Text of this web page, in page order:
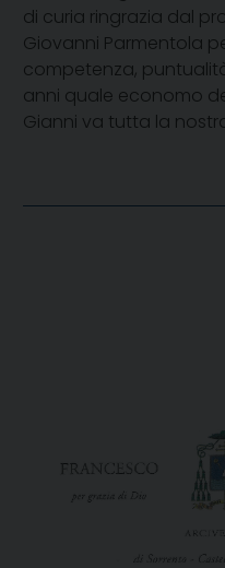
di curia ringrazia dal
Giovanni Parmentola
competenza,
anni quale economo
Gianni va tutta la